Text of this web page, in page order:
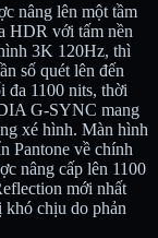
nâng lên một tầm
HDR với tấm nền
3K 120Hz, thì
số quét lên đến
đa 1100 nits, thời
G-SYNC mang
xé hình. Màn hình
Pantone về chính
nâng cấp lên 1100
mới nhất
khó chịu do phản